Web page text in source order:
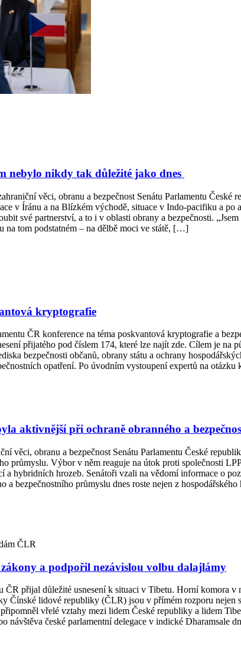
nebylo nikdy tak důležité jako dnes
věci, obranu a bezpečnost Senátu Parlamentu
v Íránu a na Blízkém východě, situace v Indo-pacifiku a
své partnerství, a to i v oblasti obrany a bezpečnosti.
na tom podstatném – na dělbě moci ve státě, […]
kryptografie
ČR konference na téma poskvantová kryptografie a
přijatého pod číslem 174, které lze najít zde. Cílem je
bezpečnosti občanů, obrany státu a ochrany
opatření. Po úvodním vystoupení expertů na
aktivnější při ochraně obranného a
věci, obranu a bezpečnost Senátu Parlamentu České
průmyslu. Výbor v něm reaguje na útok proti společnosti
a hybridních hrozeb. Senátoři vzali na vědomí informace o
a bezpečnostního průmyslu dnes roste nejen z
ČLR
a podpořil nezávislou volbu dalajlámy
ČR přijal důležité usnesení k situaci v Tibetu. Horní komora
Čínské lidové republiky (ČLR) jsou v přímém rozporu
vřelé vztahy mezi lidem České republiky a lidem
návštěva české parlamentní delegace v indické Dharamsale